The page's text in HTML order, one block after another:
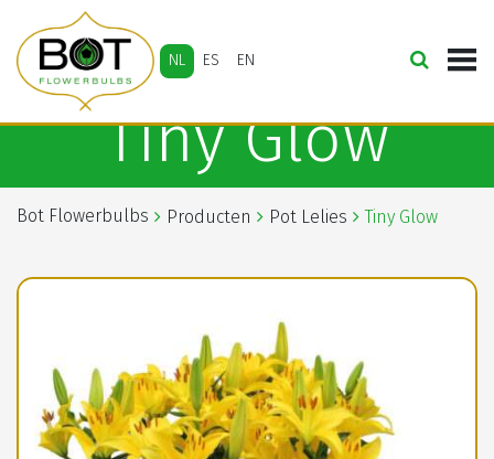
NL ES EN
Tiny Glow
Bot Flowerbulbs Producten Pot Lelies Tiny Glow